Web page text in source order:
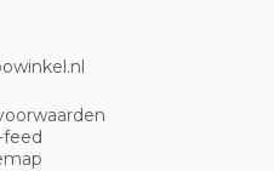
feed